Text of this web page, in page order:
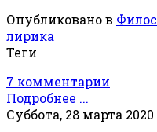
Опубликовано в
лирика
Теги
7 комментарии
Подробнее ...
Суббота, 28 марта 2020